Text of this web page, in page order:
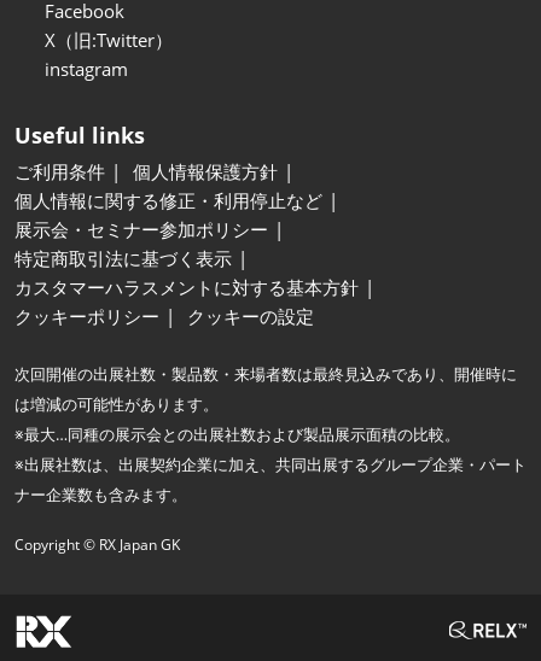
Facebook
X（旧:Twitter）
instagram
Useful links
ご利用条件
個人情報保護方針
個人情報に関する修正・利用停止など
展示会・セミナー参加ポリシー
特定商取引法に基づく表示
カスタマーハラスメントに対する基本方針
クッキーポリシー
クッキーの設定
次回開催の出展社数・製品数・来場者数は最終見込みであり、開催時に
は増減の可能性があります。
※最大…同種の展示会との出展社数および製品展示面積の比較。
※出展社数は、出展契約企業に加え、共同出展するグループ企業・パート
ナー企業数も含みます。
Copyright © RX Japan GK